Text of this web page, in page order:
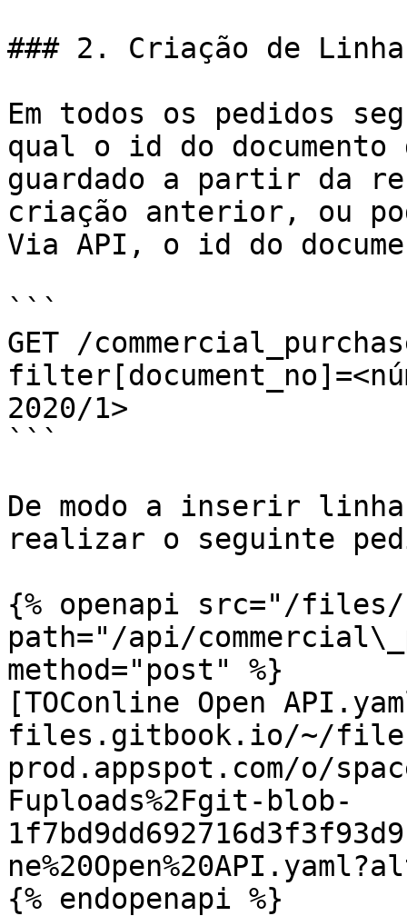
### 2. Criação de Linha
Em todos os pedidos
qual o id do
guardado a partir da
criação anterior, ou
Via API, o id do
```
GET /
2020/1>
```
De modo a inserir
realizar o seguinte
{% openapi src="/files/
path="/api/
method="post" %}
[TOConline Open
files.gitbook.io/~/
prod.appspot.com/o/
Fuploads%2Fgit-blob-
{% endopenapi %}